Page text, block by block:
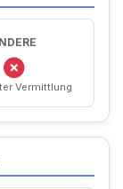
Vermittlung